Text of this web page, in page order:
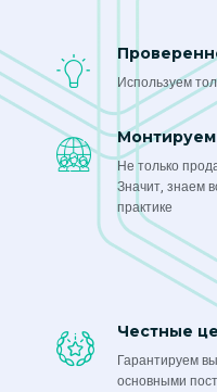
Используем
Не только
Значит, знаем
практике
Честные
Гарантируем
основными